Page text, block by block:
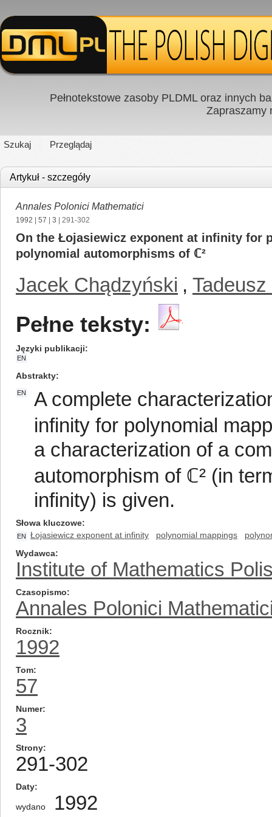
Pełnotekstowe zasoby PLDML oraz innych
Zapraszamy
Szukaj Przeglądaj
Artykuł - szczegóły
Annales Polonici Mathematici
1992 57 3 | 291-302
On the Łojasiewicz exponent at infinity for
polynomial automorphisms of ℂ²
Jacek Chądzyński ,
Pełne teksty:
Języki publikacji
EN
Abstrakty
EN
A complete
infinity for polynomial
a characterization of a
automorphism of ℂ² (in
infinity) is given.
Słowa kluczowe
EN Łojasiewicz exponent at infinity polynomial mappings
Wydawca
Institute of Mathematics
Czasopismo
Annales Polonici
Rocznik
1992
Tom
57
Numer
3
Strony
291-302
Daty
wydano 1992